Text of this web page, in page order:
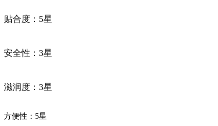
贴合度：5星
安全性：3星
滋润度：3星
方便性：5星